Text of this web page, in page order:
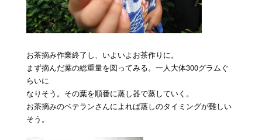
お茶摘み作業終了し、いよいよお茶作りに。
まず摘んだ葉の総重量を図ってみる。一人大体300グラムぐ
らいに
なりそう。その葉を順番に蒸し器で蒸していく。
お茶摘みのベテランさんによれば蒸しのタイミングが難しい
そう。